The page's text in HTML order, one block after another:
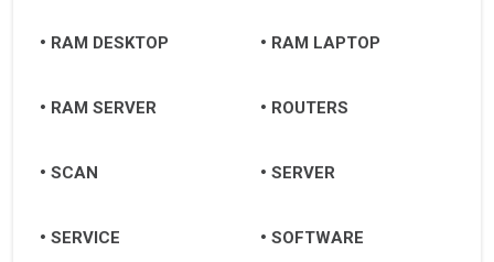
RAM DESKTOP RAM LAPTOP
RAM SERVER ROUTERS
SCAN SERVER
SERVICE SOFTWARE